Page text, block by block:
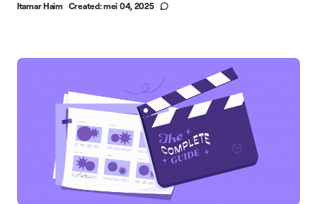
Itamar Haim Created:mei 04, 2025